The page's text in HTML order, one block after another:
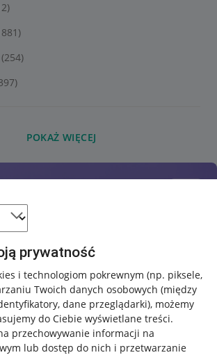
prywatność
i technologiom pokrewnym (np. piksele,
Twoich danych osobowych (między
dane przeglądarki), możemy
do Ciebie wyświetlane treści.
przechowywanie informacji na
lub dostęp do nich i przetwarzanie
(254)
POKAŻ WIĘCEJ